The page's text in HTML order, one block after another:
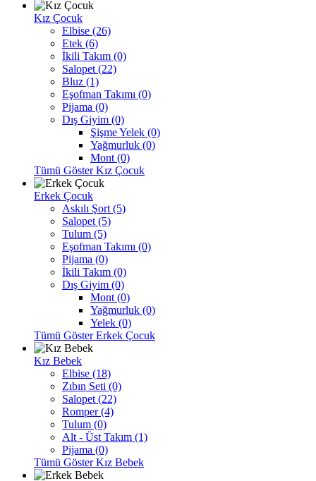
Kız Çocuk
Elbise (26)
Etek (6)
İkili Takım (0)
Salopet (22)
Bluz (1)
Eşofman Takımı (0)
Pijama (0)
Dış Giyim (0)
Şişme Yelek (0)
Yağmurluk (0)
Mont (0)
Tümü Göster Kız Çocuk
Erkek Çocuk
Askılı Şort (5)
Salopet (5)
Tulum (5)
Eşofman Takımı (0)
Pijama (0)
İkili Takım (0)
Dış Giyim (0)
Mont (0)
Yağmurluk (0)
Yelek (0)
Tümü Göster Erkek Çocuk
Kız Bebek
Elbise (18)
Zıbın Seti (0)
Salopet (22)
Romper (4)
Tulum (0)
Alt - Üst Takım (1)
Pijama (0)
Tümü Göster Kız Bebek